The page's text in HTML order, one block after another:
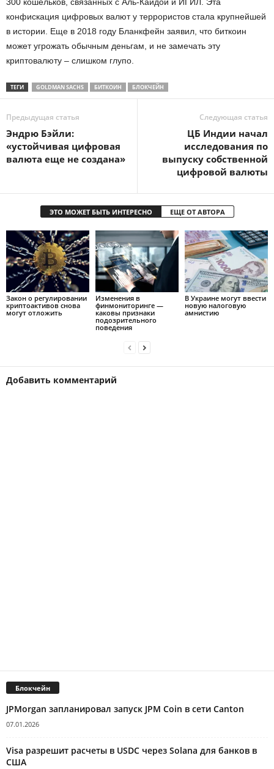
конфискация цифровых валют у террористов стала крупнейшей
в истории. Еще в 2018 году Бланкфейн заявил, что биткоин
может угрожать обычным деньгам, и не замечать эту
криптовалюту – слишком глупо.
ТЕГИ GOLDMAN SACHS БИТКОИН БЛОКЧЕЙН
Предыдущая статья
Эндрю Бэйли:
«устойчивая цифровая
валюта еще не создана»
Следующая статья
ЦБ Индии начал
исследования по
выпуску собственной
цифровой валюты
ЭТО МОЖЕТ БЫТЬ ИНТЕРЕСНО ЕЩЕ ОТ АВТОРА
Закон о регулировании
криптоактивов снова
могут отложить
Изменения в
финмониторинге —
каковы признаки
подозрительного
поведения
В Украине могут ввести
новую налоговую
амнистию
Добавить комментарий
Блокчейн
JPMorgan запланировал запуск JPM Coin в сети Canton
07.01.2026
Visa разрешит расчеты в USDC через Solana для банков в
США